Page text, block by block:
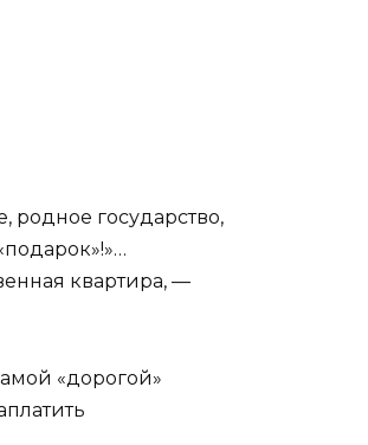
родное государство,
квартира, —
«дорогой»